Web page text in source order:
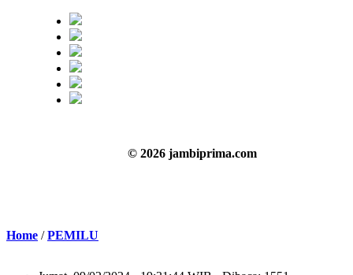
© 2026 jambiprima.com
Home /PEMILU